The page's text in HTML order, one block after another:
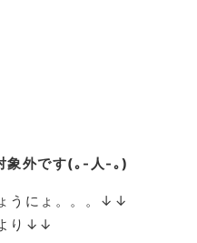
象外です(｡-人-｡)
うにょ。。。↓↓
り↓↓